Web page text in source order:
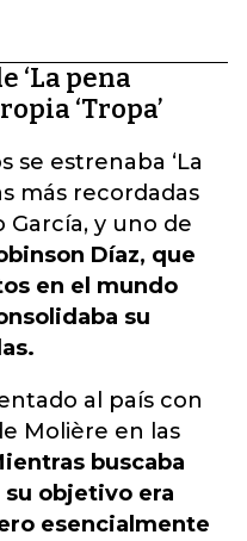
‘La pena
‘Tropa’
se estrenaba ‘La
más recordadas
García, y uno de
Díaz, que
en el mundo
su
al país con
Molière en las
buscaba
su objetivo era
esencialmente